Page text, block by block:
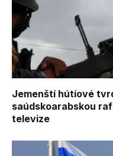
Jemenští hútíové
saúdskoarabskou
televize